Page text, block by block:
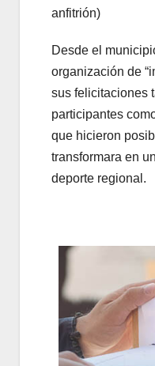
anfitrión)
Desde el
organización de
sus felicitaciones
participantes
que hicieron
transformara en
deporte regional.